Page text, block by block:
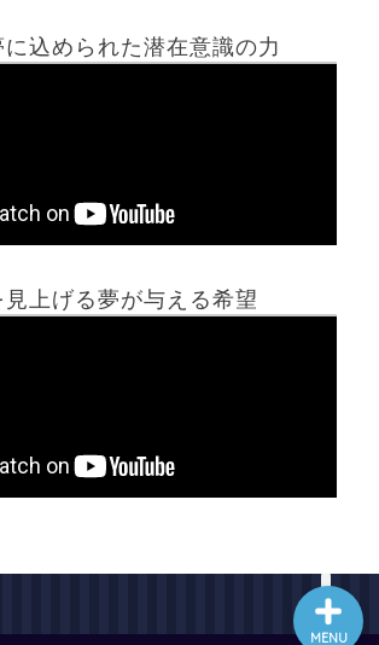
込められた潜在意識の力
見上げる夢が与える希望
MENU
ホーム
最新記事動画